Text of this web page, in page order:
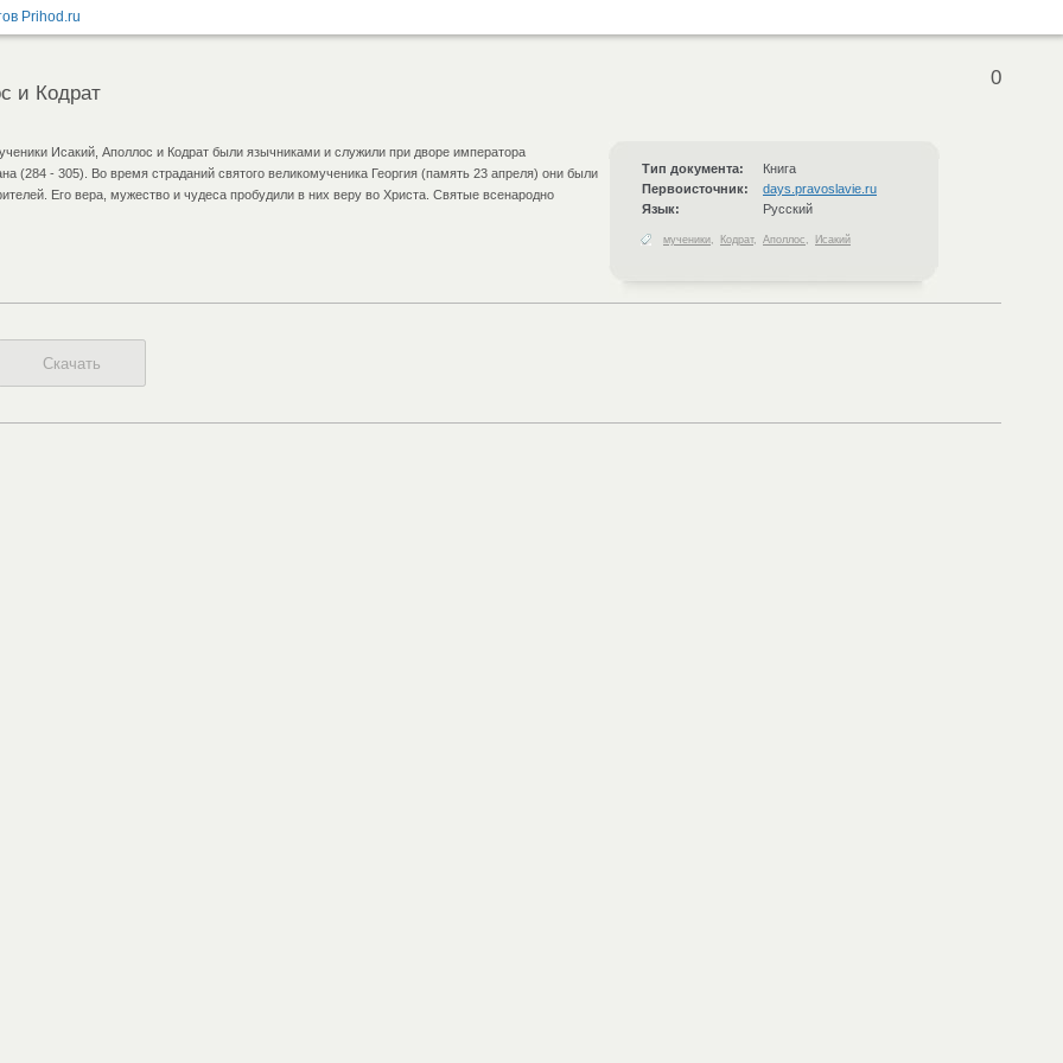
0
и Кодрат
Тип документа:
Книга
Первоисточник:
days.pravoslavie.ru
Язык:
Русский
мученики, Кодрат, Аполлос , Исакий
Исакий, Аполлос и Кодрат были язычниками и служили при дворе императора
(284 - 305). Во время страданий святого великомученика Георгия (память 23 апреля) они были
Его вера, мужество и чудеса пробудили в них веру во Христа. Святые всенародно